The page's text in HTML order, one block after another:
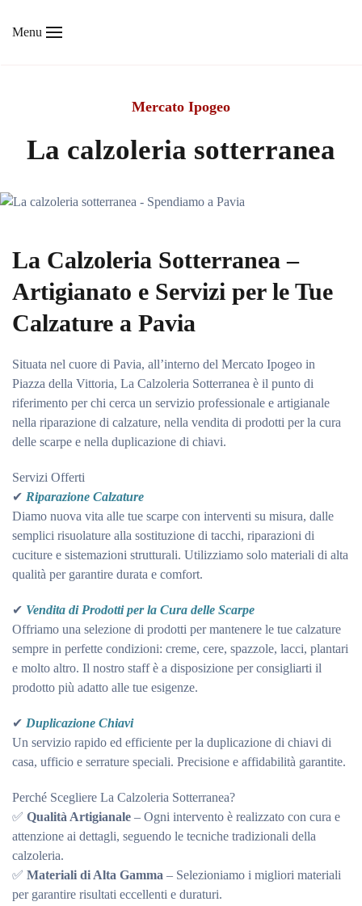
Menu
Mercato Ipogeo
La calzoleria sotterranea
La Calzoleria Sotterranea –
Artigianato e Servizi per le Tue
Calzature a Pavia
Situata nel cuore di Pavia, all’interno del Mercato Ipogeo in
Piazza della Vittoria, La Calzoleria Sotterranea è il punto di
riferimento per chi cerca un servizio professionale e artigianale
nella riparazione di calzature, nella vendita di prodotti per la cura
delle scarpe e nella duplicazione di chiavi.
Servizi Offerti
✔ Riparazione Calzature
Diamo nuova vita alle tue scarpe con interventi su misura, dalle
semplici risuolature alla sostituzione di tacchi, riparazioni di
cuciture e sistemazioni strutturali. Utilizziamo solo materiali di alta
qualità per garantire durata e comfort.
✔ Vendita di Prodotti per la Cura delle Scarpe
Offriamo una selezione di prodotti per mantenere le tue calzature
sempre in perfette condizioni: creme, cere, spazzole, lacci, plantari
e molto altro. Il nostro staff è a disposizione per consigliarti il
prodotto più adatto alle tue esigenze.
✔ Duplicazione Chiavi
Un servizio rapido ed efficiente per la duplicazione di chiavi di
casa, ufficio e serrature speciali. Precisione e affidabilità garantite.
Perché Scegliere La Calzoleria Sotterranea?
✅ Qualità Artigianale – Ogni intervento è realizzato con cura e
attenzione ai dettagli, seguendo le tecniche tradizionali della
calzoleria.
✅ Materiali di Alta Gamma – Selezioniamo i migliori materiali
per garantire risultati eccellenti e duraturi.